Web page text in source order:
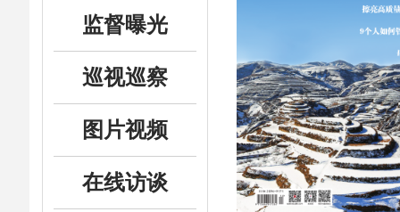
监督曝光
巡视巡察
图片视频
在线访谈